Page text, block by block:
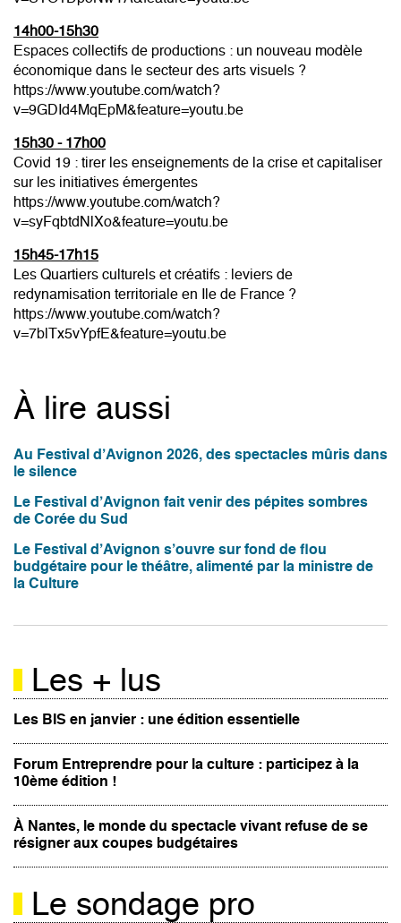
14h00-15h30
Espaces collectifs de productions : un nouveau modèle
économique dans le secteur des arts visuels ?
https://www.youtube.com/watch?
v=9GDId4MqEpM&feature=youtu.be
15h30 - 17h00
Covid 19 : tirer les enseignements de la crise et capitaliser
sur les initiatives émergentes
https://www.youtube.com/watch?
v=syFqbtdNlXo&feature=youtu.be
15h45-17h15
Les Quartiers culturels et créatifs : leviers de
redynamisation territoriale en Ile de France ?
https://www.youtube.com/watch?
v=7blTx5vYpfE&feature=youtu.be
À lire aussi
Au Festival d’Avignon 2026, des spectacles mûris dans
le silence
Le Festival d’Avignon fait venir des pépites sombres
de Corée du Sud
Le Festival d’Avignon s’ouvre sur fond de flou
budgétaire pour le théâtre, alimenté par la ministre de
la Culture
Les + lus
Les BIS en janvier : une édition essentielle
Forum Entreprendre pour la culture : participez à la
10ème édition !
À Nantes, le monde du spectacle vivant refuse de se
résigner aux coupes budgétaires
Le sondage pro